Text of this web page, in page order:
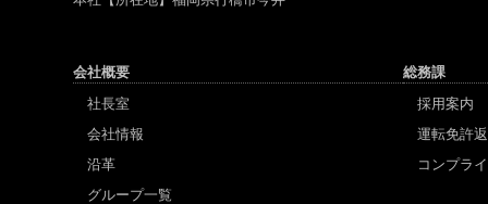
会社概要
社長室
会社情報
沿革
グループ一覧
総務課
採用案内
運転免許
コンプラ